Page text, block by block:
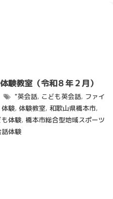
験教室（令和８年２月）
"英会話, こども英会話, ファイ
体験, 体験教室, 和歌山県橋本市,
も体験, 橋本市総合型地域スポーツ
話体験